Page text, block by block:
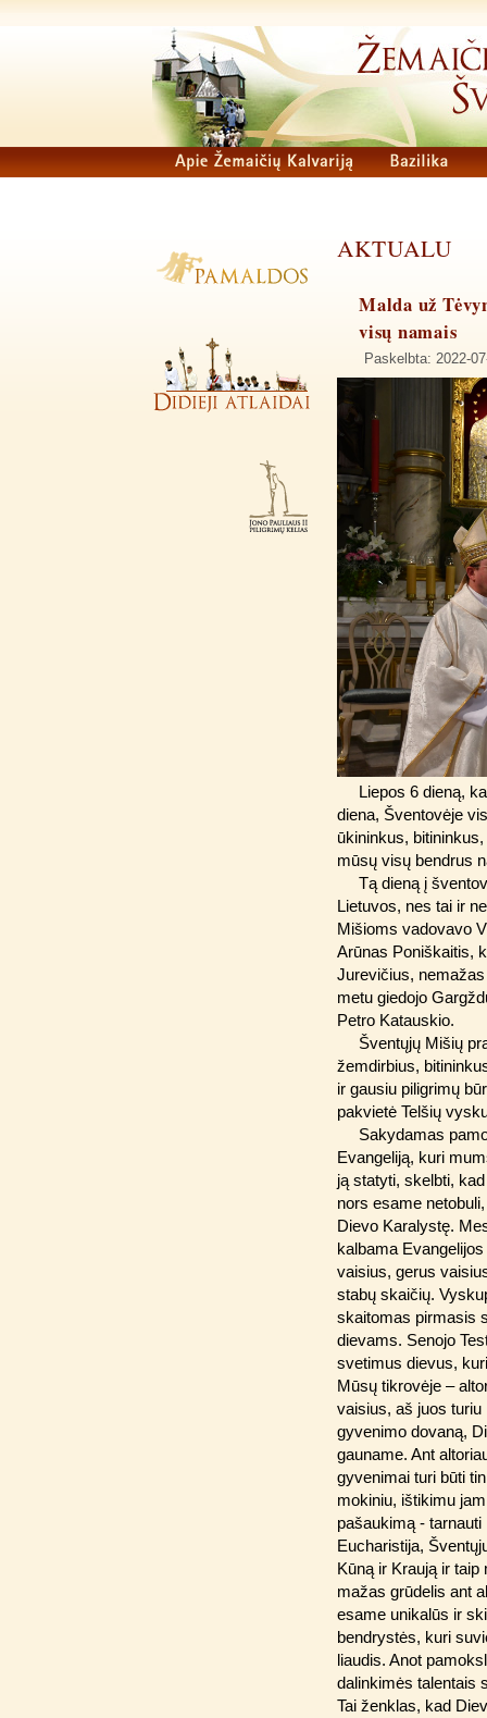
AKTUALU
Malda už
visų namais
Paskelbta: 2022-
Liepos 6 dieną,
diena, Šventovėje
ūkininkus,
mūsų visų bendrus
Tą dieną į
Lietuvos, nes tai ir
Mišioms vadovavo
Arūnas Poniškaitis,
Jurevičius,
metu giedojo
Petro Katauskio.
Šventųjų Mišių
žemdirbius,
ir gausiu piligrimų
pakvietė Telšių
Sakydamas
Evangeliją, kuri
ją statyti, skelbti,
nors esame
Dievo Karalystę.
kalbama
vaisius, gerus
stabų skaičių.
skaitomas pirmasis
dievams. Senojo
svetimus dievus,
Mūsų tikrovėje –
vaisius, aš juos
gyvenimo dovaną,
gauname. Ant
gyvenimai turi būti
mokiniu, ištikimu
pašaukimą -
Eucharistija,
Kūną ir Kraują ir
mažas grūdelis ant
esame unikalūs ir
bendrystės, kuri
liaudis. Anot
dalinkimės talentais
Tai ženklas, kad